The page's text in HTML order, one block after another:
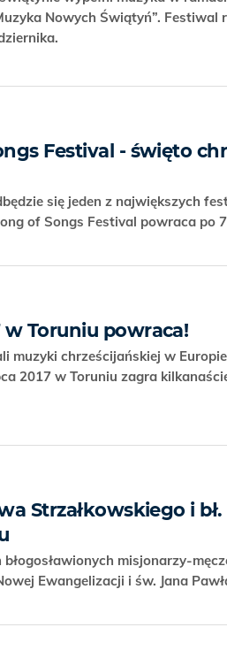
Nowych Świątyń”. Festiwal
Festival - święto
się jeden z największych
of Songs Festival powraca po
w Toruniu powraca!
muzyki chrześcijańskiej w
2017 w Toruniu zagra
Strzałkowskiego i bł.
misjonarzy-
Ewangelizacji i św. Jana